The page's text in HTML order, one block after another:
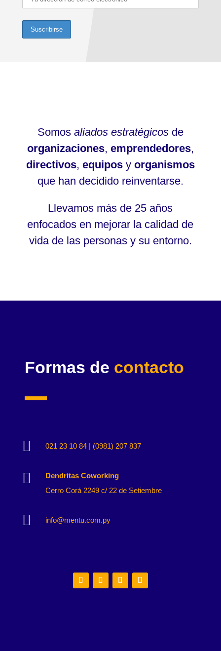
Somos aliados estratégicosde
organizaciones, emprendedores,
directivos, equiposy organismos
que han decidido reinventarse.
Llevamos más de 25 años
enfocados en mejorar la calidad de
vida de las personas y su entorno.
Formas de contacto
 021 23 10 84 | (0981) 207 837

Dendritas Coworking
Cerro Corá 2249 c/ 22 de Setiembre
 info@mentu.com.py